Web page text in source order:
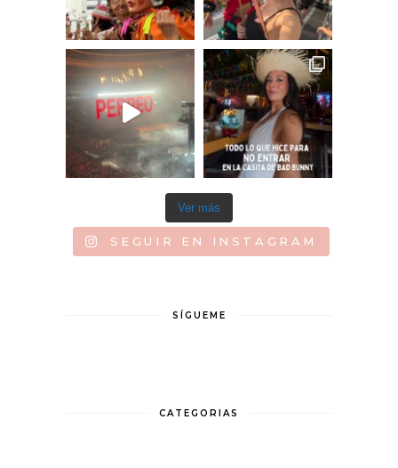
Ver más
SEGUIR EN INSTAGRAM
SÍGUEME
CATEGORIAS